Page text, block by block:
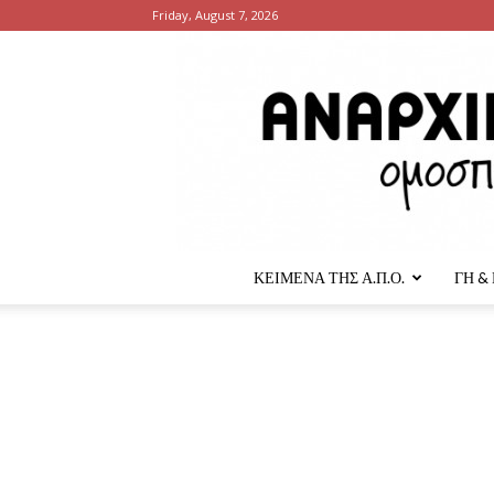
Friday, August 7, 2026
ΚΕΙΜΕΝΑ ΤΗΣ Α.Π.Ο. ΓΗ &